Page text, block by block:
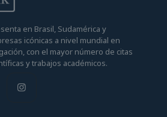
en Brasil, Sudamérica y
icónicas a nivel mundial en
con el mayor número de citas
y trabajos académicos.